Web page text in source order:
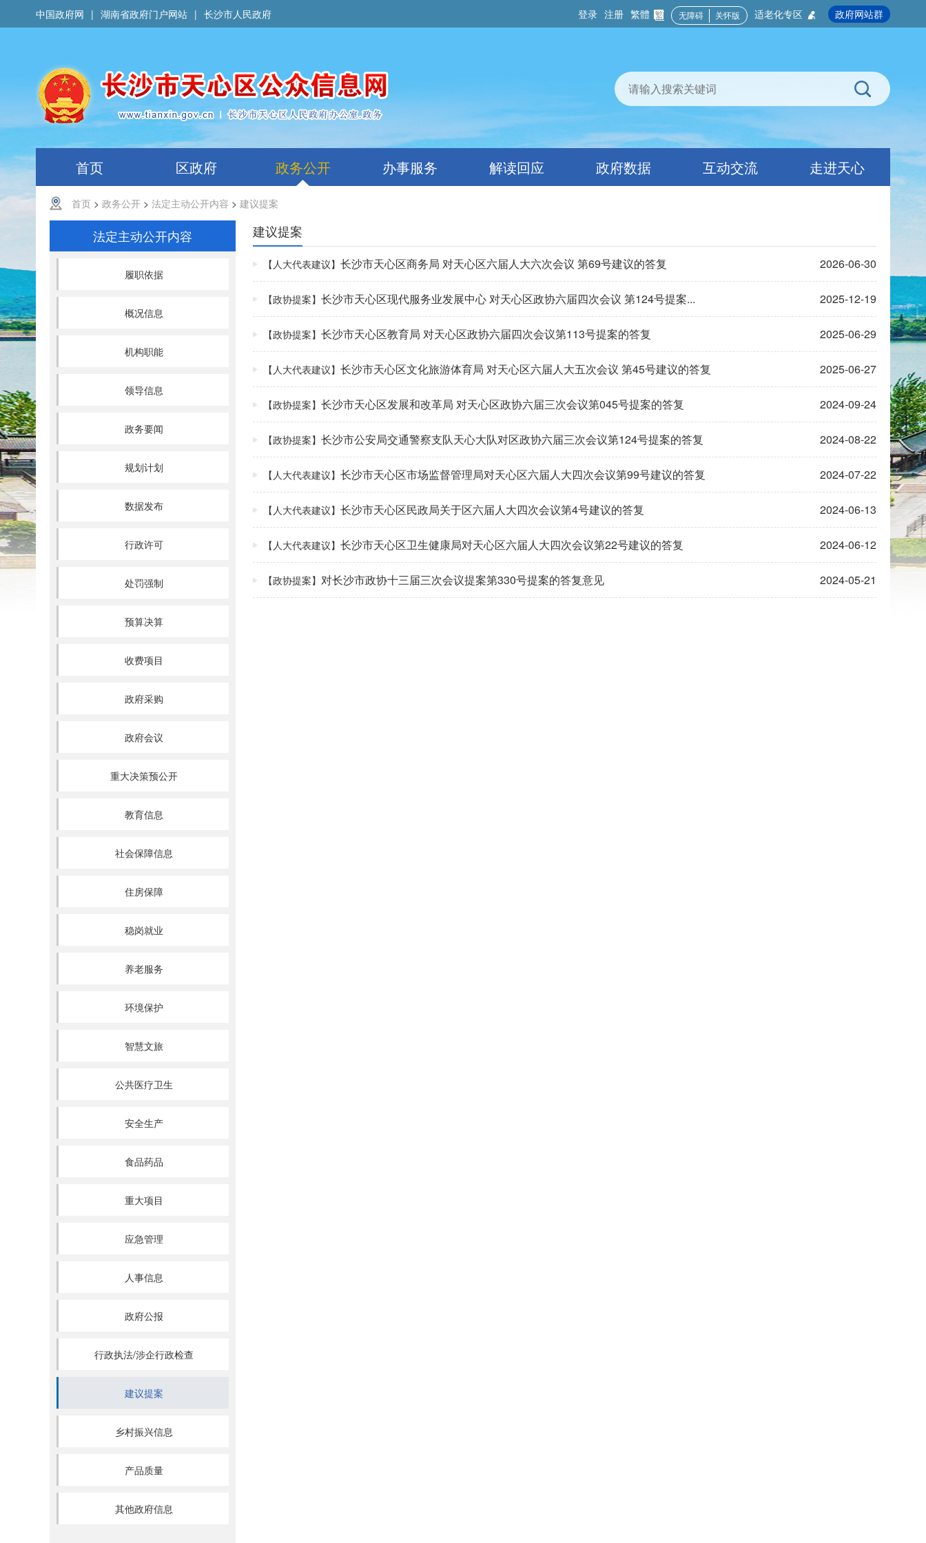
中国政府网 | 湖南省政府门户网站 | 长沙市人民政府 登录 注册 繁體 无障碍 关怀版 适老化专区 政府网站群
首页 区政府 政务公开 办事服务 解读回应 政府数据 互动交流 走进天心
首页 > 政务公开 > 法定主动公开内容 > 建议提案
法定主动公开内容
履职依据
概况信息
机构职能
领导信息
政务要闻
规划计划
数据发布
行政许可
处罚强制
预算决算
收费项目
政府采购
政府会议
重大决策预公开
教育信息
社会保障信息
住房保障
稳岗就业
养老服务
环境保护
智慧文旅
公共医疗卫生
安全生产
食品药品
重大项目
应急管理
人事信息
政府公报
行政执法/涉企行政检查
建议提案
乡村振兴信息
产品质量
其他政府信息
建议提案
【人大代表建议】 长沙市天心区商务局 对天心区六届人大六次会议 第69号建议的答复 2026-06-30
【政协提案】 长沙市天心区现代服务业发展中心 对天心区政协六届四次会议 第124号提案... 2025-12-19
【政协提案】 长沙市天心区教育局 对天心区政协六届四次会议第113号提案的答复 2025-06-29
【人大代表建议】 长沙市天心区文化旅游体育局 对天心区六届人大五次会议 第45号建议的答复 2025-06-27
【政协提案】 长沙市天心区发展和改革局 对天心区政协六届三次会议第045号提案的答复 2024-09-24
【政协提案】 长沙市公安局交通警察支队天心大队对区政协六届三次会议第124号提案的答复 2024-08-22
【人大代表建议】 长沙市天心区市场监督管理局对天心区六届人大四次会议第99号建议的答复 2024-07-22
【人大代表建议】 长沙市天心区民政局关于区六届人大四次会议第4号建议的答复 2024-06-13
【人大代表建议】 长沙市天心区卫生健康局对天心区六届人大四次会议第22号建议的答复 2024-06-12
【政协提案】 对长沙市政协十三届三次会议提案第330号提案的答复意见 2024-05-21